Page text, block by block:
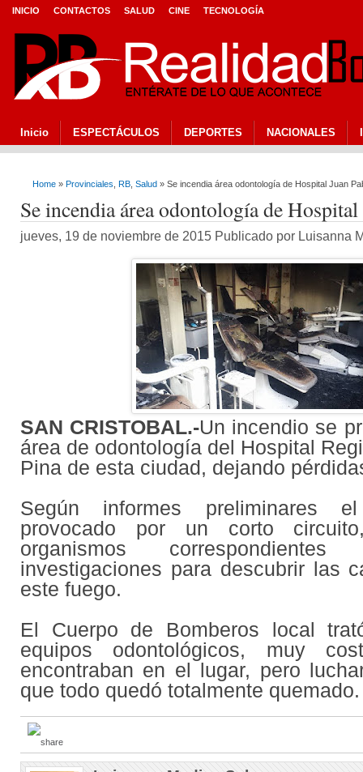
INICIO CONTACTOS SALUD CINE TECNOLOGÍA
Inicio ESPECTÁCULOS DEPORTES NACIONALES
Home » Provinciales RB Salud » Se incendia área odontología de Hospital Juan
Se incendia área odontología de
jueves, 19 de noviembre de 2015 Publicado por Luisanna
SAN CRISTOBAL.-Un incendio se
área de odontología del Hospital
Pina de esta ciudad, dejando
Según informes preliminares
provocado por un corto
organismos
investigaciones para descubrir las
este fuego.
El Cuerpo de Bomberos local
equipos odontológicos, muy
encontraban en el lugar, pero
que todo quedó totalmente quemado.